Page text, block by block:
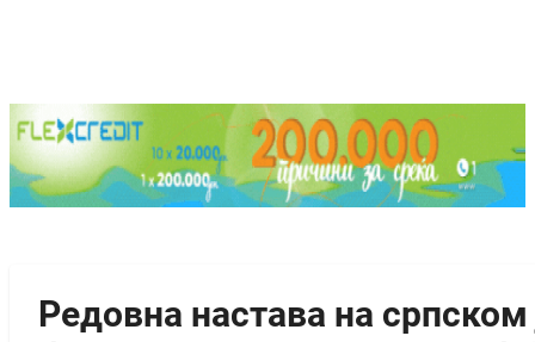
Редовна настава на српском